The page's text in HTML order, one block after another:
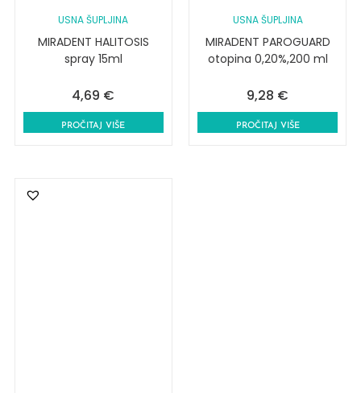
USNA ŠUPLJINA
MIRADENT HALITOSIS
spray 15ml
4,69 €
PROČITAJ VIŠE
USNA ŠUPLJINA
MIRADENT PAROGUARD
otopina 0,20%,200 ml
9,28 €
PROČITAJ VIŠE